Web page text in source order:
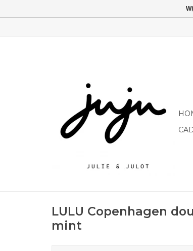
LULU Copenhagen
mint